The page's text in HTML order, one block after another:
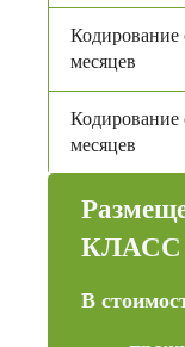
Кодирование
месяцев
Кодирование
месяцев
КЛАСС
В